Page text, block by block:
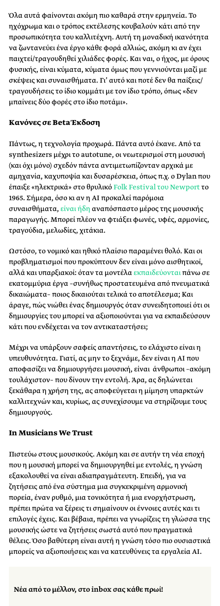
Όλα αυτά φαίνονται ακόμη πιο καθαρά στην ερμηνεία. Το
ηχόχρωμα και ο τρόπος εκτέλεσης κουβαλούν κάτι από την
προσωπικότητα του καλλιτέχνη. Αυτή τη μοναδική ικανότητα
να ζωντανεύει ένα έργο κάθε φορά αλλιώς, ακόμη κι αν έχει
παιχτεί/τραγουδηθεί χιλιάδες φορές. Και ναι, ο ήχος, με όρους
φυσικής, είναι κύματα, κύματα όμως που γεννιούνται μαζί με
σκέψεις και συναισθήματα. Γι’ αυτό και ποτέ δεν θα παίξεις/
τραγουδήσεις το ίδιο κομμάτι με τον ίδιο τρόπο, όπως «δεν
μπαίνεις δύο φορές στο ίδιο ποτάμι».
Κανόνες σε Beta Έκδοση
Πάντως, η τεχνολογία προχωρά. Πάντα αυτό έκανε. Από τα
synthesizers μέχρι το autotune, οι νεωτερισμοί στη μουσική
(και όχι μόνο) σχεδόν πάντα αντιμετωπίζονταν αρχικά με
αμηχανία, καχυποψία και δυσαρέσκεια, όπως π.χ. ο Dylan που
έπαιξε «ηλεκτρικά» στο θρυλικόFolk Festival του Newportτο
1965. Σήμερα, όσο κι αν η AI προκαλεί παρόμοια
συναισθήματα, είναι ήδη αναπόσπαστο μέρος της μουσικής
παραγωγής. Μπορεί πλέον να φτιάξει φωνές, υφές, αρμονίες,
τραγούδια, μελωδίες, χιτάκια.
Ωστόσο, το νομικό και ηθικό πλαίσιο παραμένει θολό. Και οι
προβληματισμοί που προκύπτουν δεν είναι μόνο αισθητικοί,
αλλά και υπαρξιακοί: όταν τα μοντέλαεκπαιδεύονταιπάνω σε
εκατομμύρια έργα –συνήθως προστατευμένα από πνευματικά
δικαιώματα– ποιος δικαιούται τελικά το αποτέλεσμα; Και
άραγε, πώς νιώθει ένας δημιουργός όταν συνειδητοποιεί ότι οι
δημιουργίες του μπορεί να αξιοποιούνται για να εκπαιδεύσουν
κάτι που ενδέχεται να τον αντικαταστήσει;
Μέχρι να υπάρξουν σαφείς απαντήσεις, το ελάχιστο είναι η
υπευθυνότητα. Γιατί, ας μην το ξεχνάμε, δεν είναι η AI που
αποφασίζει να δημιουργήσει μουσική, είναι άνθρωποι –ακόμη
τουλάχιστον– που δίνουν την εντολή. Άρα, ας δηλώνεται
ξεκάθαρα η χρήση της, ας αποφεύγεται η μίμηση υπαρκτών
καλλιτεχνών και, κυρίως, ας συνεχίσουμε να στηρίζουμε τους
δημιουργούς.
In Musicians We Trust
Πιστεύω στους μουσικούς. Ακόμη και σε αυτήν τη νέα εποχή
που η μουσική μπορεί να δημιουργηθεί με εντολές, η γνώση
εξακολουθεί να είναι αδιαπραγμάτευτη. Επειδή, για να
ζητήσεις από ένα σύστημα μια συγκεκριμένη αρμονική
πορεία, έναν ρυθμό, μια τονικότητα ή μια ενορχήστρωση,
πρέπει πρώτα να ξέρεις τι σημαίνουν οι έννοιες αυτές και τι
επιλογές έχεις. Και βέβαια, πρέπει να γνωρίζεις τη γλώσσα της
μουσικής ώστε να ζητήσεις σωστά αυτό που πραγματικά
θέλεις. Όσο βαθύτερη είναι αυτή η γνώση τόσο πιο ουσιαστικά
μπορείς να αξιοποιήσεις και να κατευθύνεις τα εργαλεία AI.
Νέα από το μέλλον, στο inbox σας κάθε πρωί!